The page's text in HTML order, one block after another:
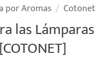
por Aromas / Cotonet
las Lámparas